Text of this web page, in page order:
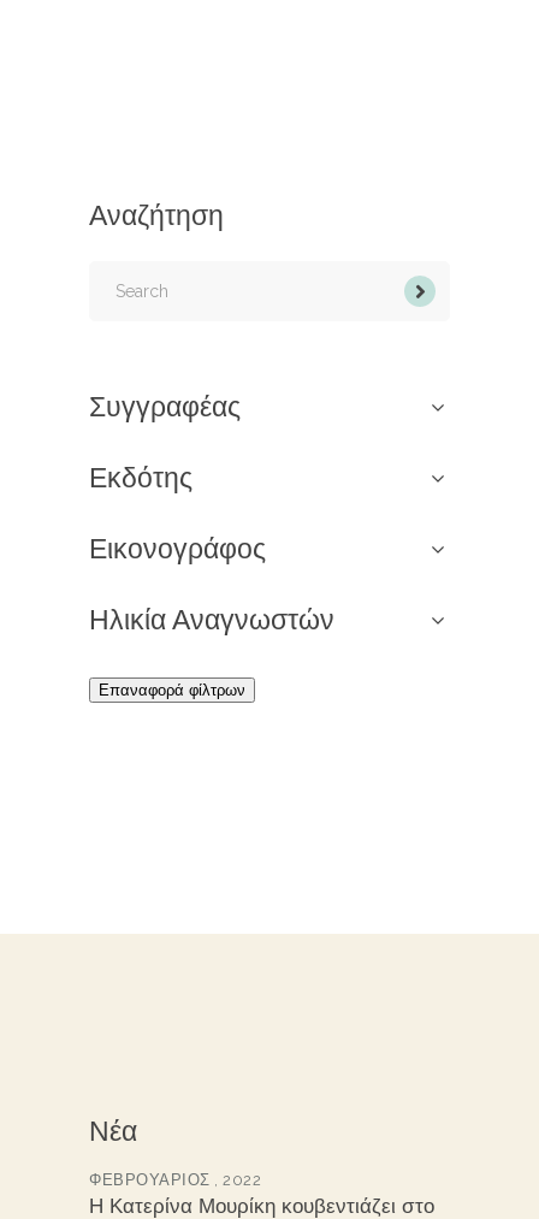
Αναζήτηση
Συγγραφέας
Εκδότης
Εικονογράφος
Ηλικία Αναγνωστών
Επαναφορά φίλτρων
Νέα
ΦΕΒΡΟΥΆΡΙΟΣ , 2022
Η Κατερίνα Μουρίκη κουβεντιάζει στο